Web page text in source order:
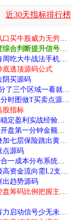
近30天指标排行榜
通达信【揽月擒龙三绝】主副图/选股公式结合风口买牛股威力无穷源码
通达信【三维共振】副图/选股指标通过多个维度综合判断提升信号质量源码
通达信2026【机构游资尾买】主图/选股新思路每周吃大牛战法手机电脑通用源码
底逃顶源码公式
阴买源码
通达信【磊变BOOL】改编磊变布林副图指标划分了三个区域一看就懂源码
通达信【极品分时资金监控王】主副图指标把握分时图做T买卖点源码
股指标
通达信【筹码紧凑低吸】龙头技术低吸主图近期稳定盈利实战经验分享源码
通达信【早上一分钟】分时主图集合竞价后早盘开盘第一分钟金额源码
通达信某平台叫卖【量价厘定黑马】主副/选股叠加七层保险跳出黄钻发令枪源码
点源码
通达信【游资筹码点火】副图指标非常完整的三合一成本分布系统与游资监控模型源码
通达信【透视资金】副图/选抓超级大牛成功率极高资金流向需L2支持源码
出趋势源码
通达信【主力高度控盘】主副图/选股根据主力控盘筹码比例把握主力动向源码
通达信【启动黄金树】主副/选股套装指标拉升蓄力启动信号少无未来源码